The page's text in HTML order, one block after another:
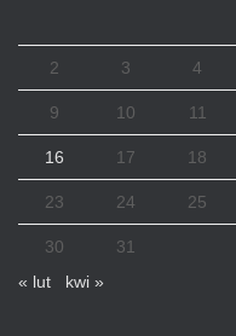
2 3 4
9 10 11
16 17 18
23 24 25
30
31
« lut
kwi »